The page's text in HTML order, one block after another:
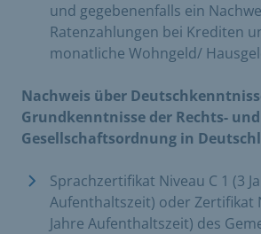
und gegebenenfalls ein
Ratenzahlungen bei Krediten
monatliche Wohngeld/
Nachweis über
Grundkenntnisse der Rechts- und
Gesellschaftsordnung in
Sprachzertifikat Niveau C 1 (3
Aufenthaltszeit) oder Zertifikat
Jahre Aufenthaltszeit) des